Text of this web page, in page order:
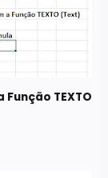
TEXTO